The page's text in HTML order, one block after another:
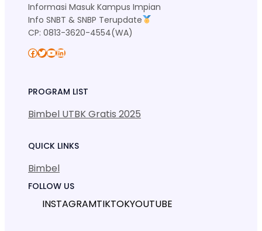
Informasi Masuk Kampus Impian
Info SNBT & SNBP Terupdate
CP: 0813-3620-4554(WA)
Facebook Twitter YouTube LinkedIn
PROGRAM LIST
Bimbel UTBK Gratis 2025
QUICK LINKS
Bimbel
FOLLOW US
INSTAGRAMTIKTOKYOUTUBE